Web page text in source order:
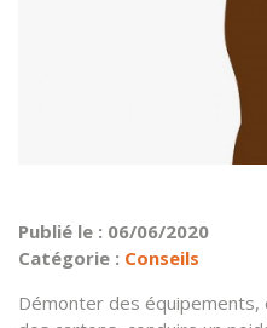
Publié le : 06/06/2020
Catégorie : Conseils
Démonter des